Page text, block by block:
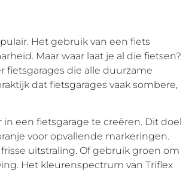
Het gebruik van een fiets
Maar waar laat je al die fietsen?
fietsgarages die alle duurzame
dat fietsgarages vaak sombere,
een fietsgarage te creëren. Dit doel
voor opvallende markeringen.
uitstraling. Of gebruik groen om
Het kleurenspectrum van Triflex